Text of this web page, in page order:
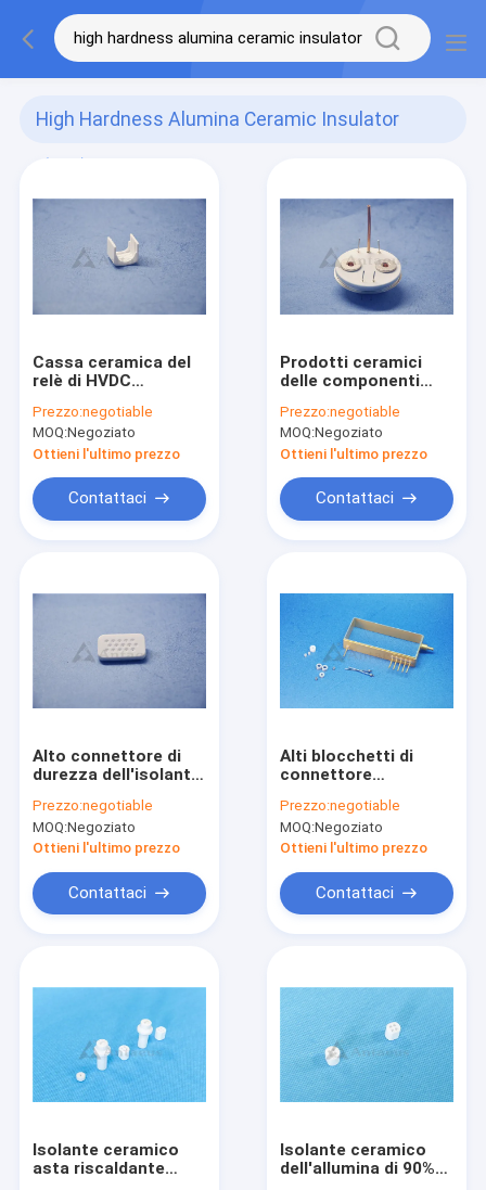
High Hardness Alumina Ceramic Insulator
Cassa ceramica del
relè di HVDC
allumina di durezza
Prezzo:negotiable
MOQ:Negoziato
Ottieni l'ultimo prezzo
Contattaci
Prodotti ceramici
delle componenti
durezza per il relè dei
veicoli elettrici
Prezzo:negotiable
MOQ:Negoziato
Ottieni l'ultimo prezzo
Contattaci
Alto connettore di
durezza dell'isolante
avanzato
dell'allumina per la
batteria
Prezzo:negotiable
MOQ:Negoziato
Ottieni l'ultimo prezzo
Contattaci
Alti blocchetti di
connettore
ceramica dell'ossido
dell'allumina di
durezza
Prezzo:negotiable
MOQ:Negoziato
Ottieni l'ultimo prezzo
Contattaci
Isolante ceramico
asta riscaldante
Isolante ceramico
dell'allumina di 90%